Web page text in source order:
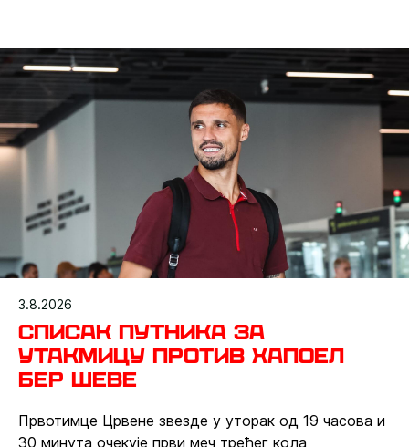
3.8.2026
Списак путника за
утакмицу против Хапоел
Бер Шеве
Првотимце Црвене звезде у уторак од 19 часова и
30 минута очекује први меч трећег кола